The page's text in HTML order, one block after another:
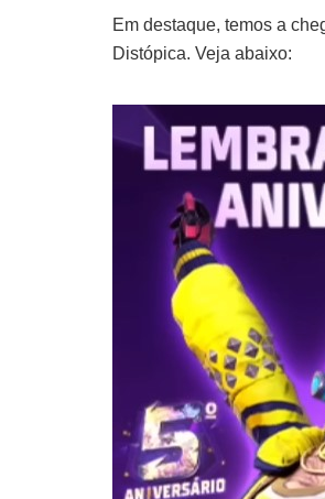
Em destaque, temos a
Distópica. Veja abaixo: